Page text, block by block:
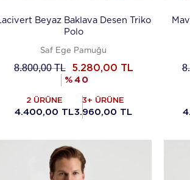
Lacivert Beyaz Baklava Desen Triko
Polo
Saf Ege Pamuğu
8.800,00TL 5.280,00 TL
% 40
2 ÜRÜNE
4.400,00 TL
3+ ÜRÜNE
3.960,00 TL